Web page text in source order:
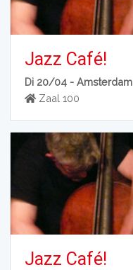
Jazz Café!
Di 20/04 -Amsterdam
Zaal 100
Jazz Café!